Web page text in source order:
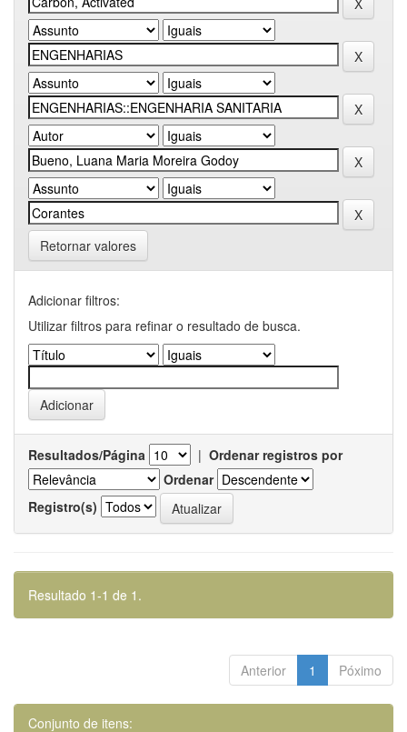
Retornar valores
Adicionar filtros:
Utilizar filtros para refinar o resultado de busca.
Resultados/Página | Ordenar registros por
Ordenar
Registro(s)
Resultado 1-1 de 1.
Anterior 1 Póximo
Conjunto de itens: